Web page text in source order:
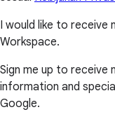
I would like to receive
Workspace.
Sign me up to receive
information and
Google.